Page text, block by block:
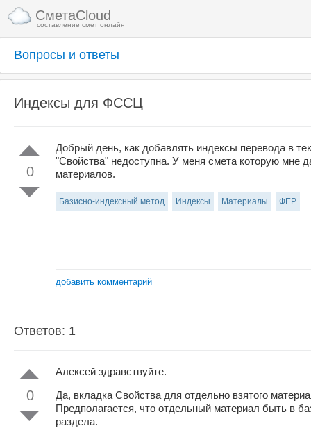
СметаCloud
составление смет онлайн
Вопросы и ответы
Индексы для ФССЦ
0
Добрый день, как добавлять индексы перевода в
"Свойства" недоступна. У меня смета которую мне
материалов.
Базисно-индексный метод Индексы Материалы ФЕР
добавить комментарий
Ответов: 1
0
Алексей здравствуйте.
Да, вкладка Свойства для отдельно взятого
Предполагается, что отдельный материал быть в
раздела.